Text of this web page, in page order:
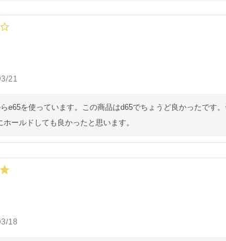
21
e65を使っています。この商品はd65でちょうど良かったです
ホールドしても良かったと思います。
18